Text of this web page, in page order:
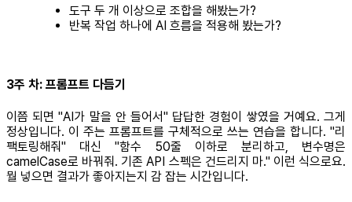
도구 두 개 이상으로 조합을 해봤는가?
반복 작업 하나에 AI 흐름을 적용해 봤는가?
3주 차: 프롬프트 다듬기
이쯤 되면 "AI가 말을 안 들어서" 답답한 경험이 쌓였을 거예요. 그게
정상입니다. 이 주는 프롬프트를 구체적으로 쓰는 연습을 합니다. "리
팩토링해줘" 대신 "함수 50줄 이하로 분리하고, 변수명은
camelCase로 바꿔줘. 기존 API 스펙은 건드리지 마." 이런 식으로요.
뭘 넣으면 결과가 좋아지는지 감 잡는 시간입니다.